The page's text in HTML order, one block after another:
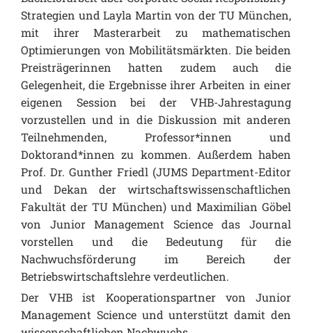
Strategien und Layla Martin von der TU München,
mit ihrer Masterarbeit zu mathematischen
Optimierungen von Mobilitätsmärkten. Die beiden
Preisträgerinnen hatten zudem auch die
Gelegenheit, die Ergebnisse ihrer Arbeiten in einer
eigenen Session bei der VHB-Jahrestagung
vorzustellen und in die Diskussion mit anderen
Teilnehmenden, Professor*innen und
Doktorand*innen zu kommen. Außerdem haben
Prof. Dr. Gunther Friedl (JUMS Department-Editor
und Dekan der wirtschaftswissenschaftlichen
Fakultät der TU München) und Maximilian Göbel
von Junior Management Science das Journal
vorstellen und die Bedeutung für die
Nachwuchsförderung im Bereich der
Betriebswirtschaftslehre verdeutlichen.
Der VHB ist Kooperationspartner von Junior
Management Science und unterstützt damit den